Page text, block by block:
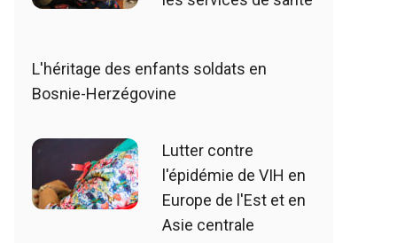
L'héritage des enfants soldats en
Bosnie-Herzégovine
Lutter contre
l'épidémie de VIH en
Europe de l'Est et en
Asie centrale